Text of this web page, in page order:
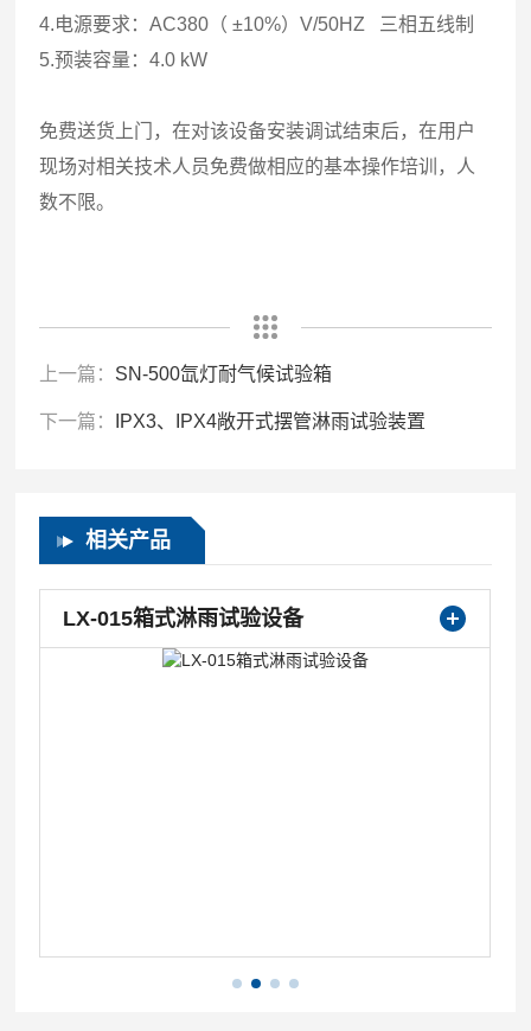
4.电源要求：AC380（ ±10%）V/50HZ 三相五线制
5.预装容量：4.0 kW
免费送货上门，在对该设备安装调试结束后，在用户
现场对相关技术人员免费做相应的基本操作培训，人
数不限。
上一篇： SN-500氙灯耐气候试验箱
下一篇： IPX3、IPX4敞开式摆管淋雨试验装置
相关产品
LX-015箱式淋雨试验设备